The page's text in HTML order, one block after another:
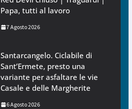
Papa, tutti al lavoro
7 Agosto 2026
Santarcangelo. Ciclabile di
Sant’Ermete, presto una
variante per asfaltare le vie
Casale e delle Margherite
6 Agosto 2026